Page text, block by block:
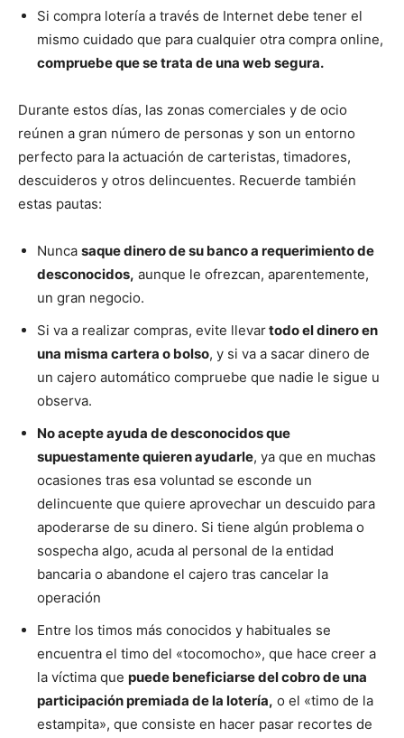
Si compra lotería a través de Internet debe tener el
mismo cuidado que para cualquier otra compra online,
compruebe que se trata de una web segura.
Durante estos días, las zonas comerciales y de ocio
reúnen a gran número de personas y son un entorno
perfecto para la actuación de carteristas, timadores,
descuideros y otros delincuentes. Recuerde también
estas pautas:
Nunca saque dinero de su banco a requerimiento de
desconocidos, aunque le ofrezcan, aparentemente,
un gran negocio.
Si va a realizar compras, evite llevartodo el dinero en
una misma cartera o bolso, y si va a sacar dinero de
un cajero automático compruebe que nadie le sigue u
observa.
No acepte ayuda de desconocidos que
supuestamente quieren ayudarle, ya que en muchas
ocasiones tras esa voluntad se esconde un
delincuente que quiere aprovechar un descuido para
apoderarse de su dinero. Si tiene algún problema o
sospecha algo, acuda al personal de la entidad
bancaria o abandone el cajero tras cancelar la
operación
Entre los timos más conocidos y habituales se
encuentra el timo del «tocomocho», que hace creer a
la víctima que puede beneficiarse del cobro de una
participación premiada de la lotería, o el «timo de la
estampita», que consiste en hacer pasar recortes de